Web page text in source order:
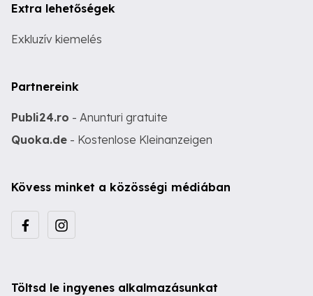
Extra lehetőségek
Exkluzív kiemelés
Partnereink
Publi24.ro - Anunturi gratuite
Quoka.de - Kostenlose Kleinanzeigen
Kövess minket a közösségi médiában
Töltsd le ingyenes alkalmazásunkat